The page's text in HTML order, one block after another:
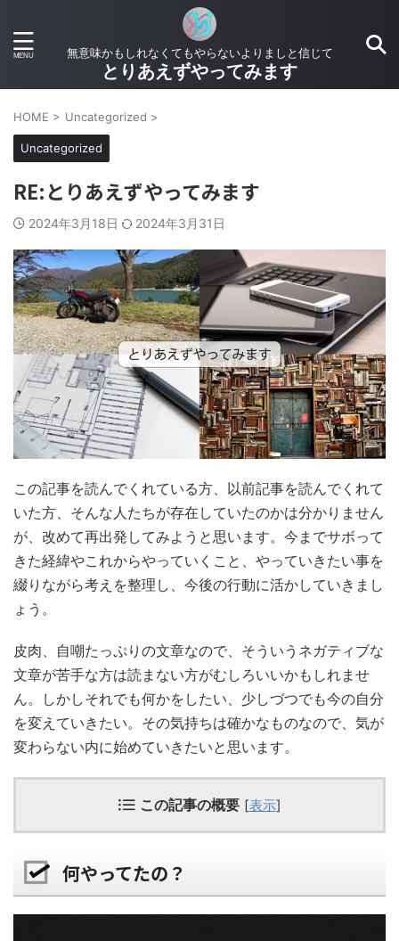
無意味かもしれなくてもやらないよりましと信じて
とりあえずやってみます
HOME > Uncategorized >
Uncategorized
RE:とりあえずやってみます
2024年3月18日 2024年3月31日
この記事を読んでくれている方、以前記事を読んでくれて
いた方、そんな人たちが存在していたのかは分かりません
が、改めて再出発してみようと思います。今までサボって
きた経緯やこれからやっていくこと、やっていきたい事を
綴りながら考えを整理し、今後の行動に活かしていきまし
ょう。
皮肉、自嘲たっぷりの文章なので、そういうネガティブな
文章が苦手な方は読まない方がむしろいいかもしれませ
ん。しかしそれでも何かをしたい、少しづつでも今の自分
を変えていきたい。その気持ちは確かなものなので、気が
変わらない内に始めていきたいと思います。
この記事の概要 [表示]
何やってたの？